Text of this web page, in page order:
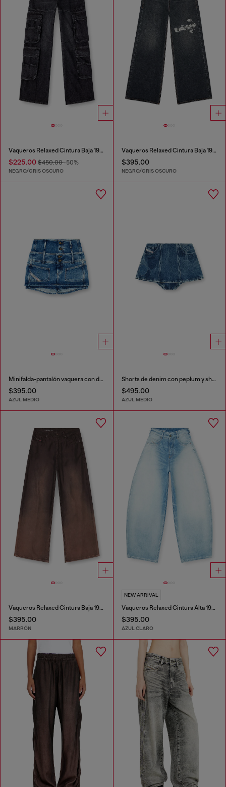
Vaqueros Relaxed Cintura Baja 1996 D-Sire
$225.00 $450.00-50%
NEGRO/GRIS OSCURO
Vaqueros Relaxed Cintura Baja 1996 D-Sire
$395.00
NEGRO/GRIS OSCURO
Minifalda-pantalón vaquera con doble cintura
$395.00
AZUL MEDIO
Shorts de denim con peplum y shadow patches
$495.00
AZUL MEDIO
Vaqueros Relaxed Cintura Baja 1996 D-Sire
$395.00
MARRÓN
NEW ARRIVAL
Vaqueros Relaxed Cintura Alta 1987 D-Khelz
$395.00
AZUL CLARO